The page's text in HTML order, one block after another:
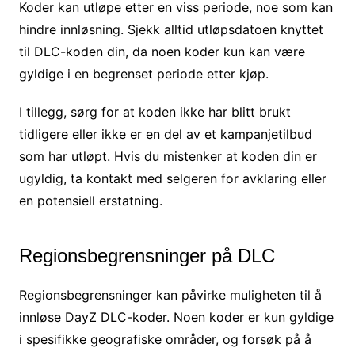
Koder kan utløpe etter en viss periode, noe som kan
hindre innløsning. Sjekk alltid utløpsdatoen knyttet
til DLC-koden din, da noen koder kun kan være
gyldige i en begrenset periode etter kjøp.
I tillegg, sørg for at koden ikke har blitt brukt
tidligere eller ikke er en del av et kampanjetilbud
som har utløpt. Hvis du mistenker at koden din er
ugyldig, ta kontakt med selgeren for avklaring eller
en potensiell erstatning.
Regionsbegrensninger på DLC
Regionsbegrensninger kan påvirke muligheten til å
innløse DayZ DLC-koder. Noen koder er kun gyldige
i spesifikke geografiske områder, og forsøk på å